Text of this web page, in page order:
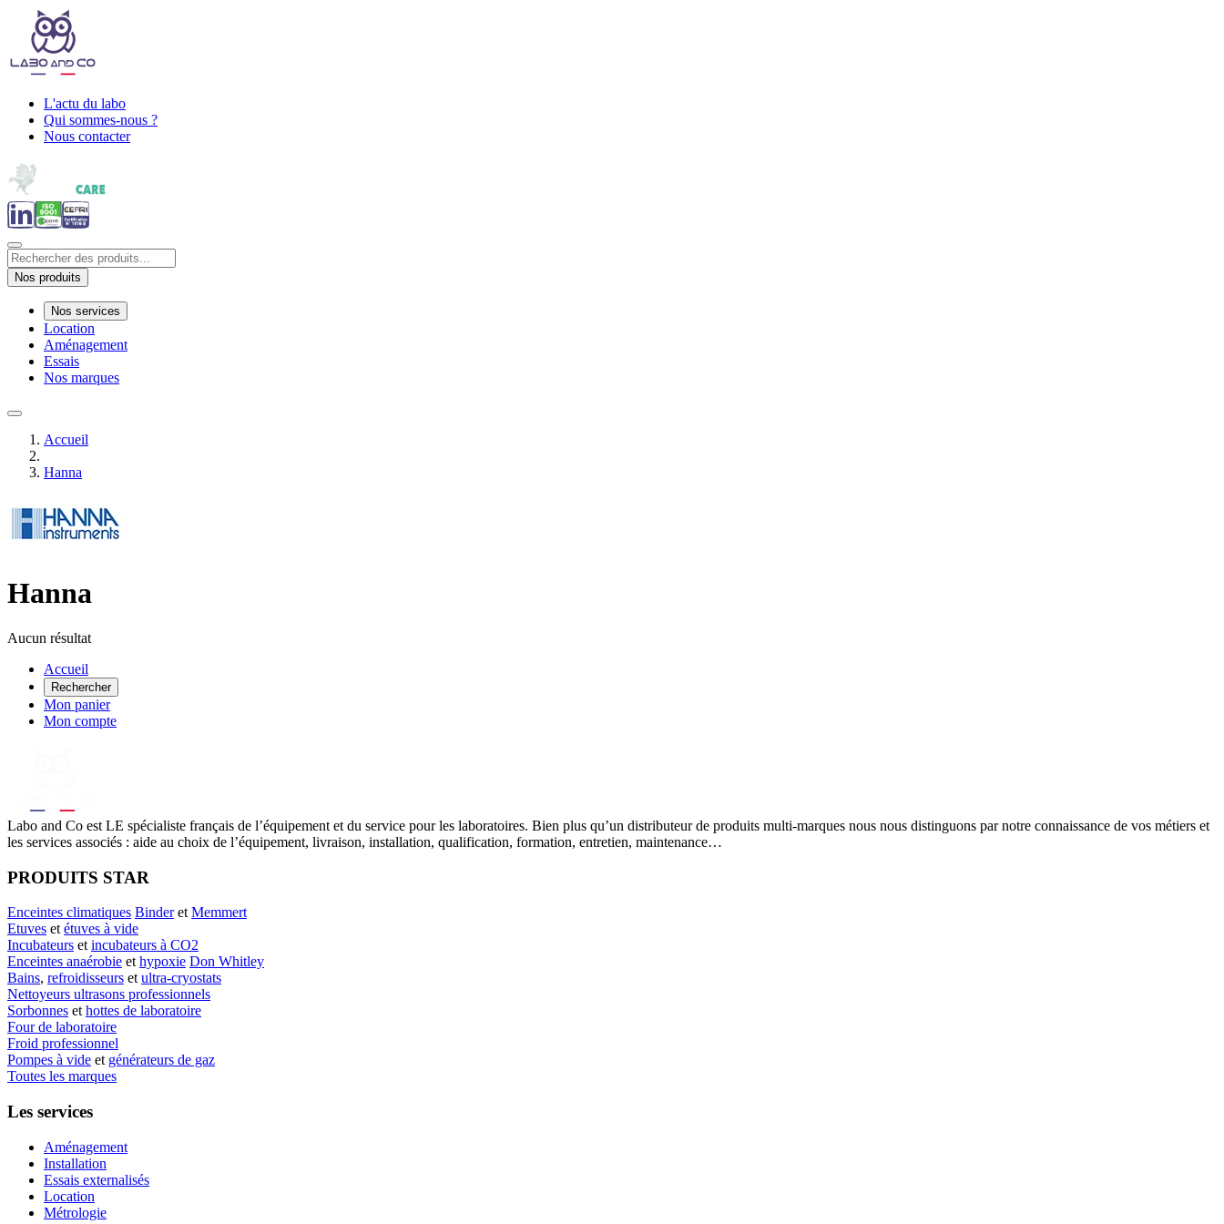
L'actu du labo
Qui sommes-nous ?
Nous contacter
Nos produits
Nos services
Location
Aménagement
Essais
Nos marques
Accueil
Hanna
Hanna
Aucun résultat
Accueil
Rechercher
Mon panier
Mon compte
Labo and Co est LE spécialiste français de l’équipement et du service pour les laboratoires. Bien plus qu’un distributeur de produits multi-marques nous nous distinguons par notre connaissance de vos métiers et
les services associés : aide au choix de l’équipement, livraison, installation, qualification, formation, entretien, maintenance…
PRODUITS STAR
Enceintes climatiques Binderet Memmert
Etuves et étuves à vide
Incubateurs et incubateurs à CO2
Enceintes anaérobie et hypoxie Don Whitley
Bains, refroidisseurs et ultra-cryostats
Nettoyeurs ultrasons professionnels
Sorbonnes et hottes de laboratoire
Four de laboratoire
Froid professionnel
Pompes à vide et générateurs de gaz
Toutes les marques
Les services
Aménagement
Installation
Essais externalisés
Location
Métrologie